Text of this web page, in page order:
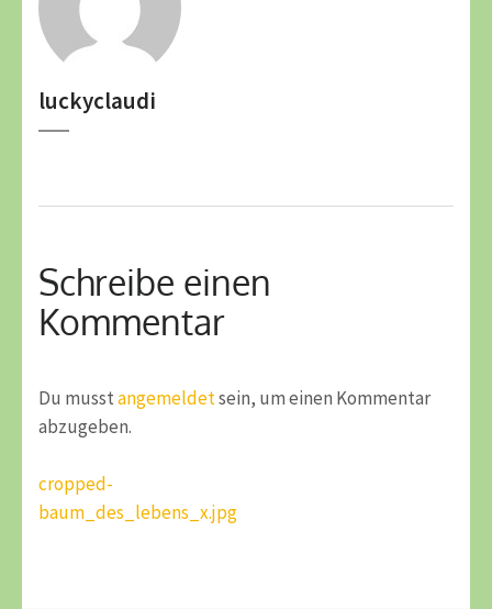
luckyclaudi
Schreibe einen
Kommentar
Du musstangemeldetsein, um einen Kommentar
abzugeben.
Beitragsnavigation
cropped-
baum_des_lebens_x.jpg